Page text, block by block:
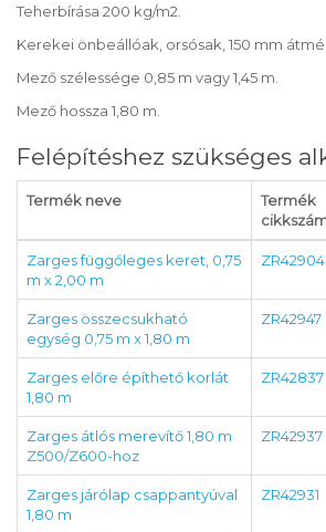
Teherbírása 200 kg/m2.
Kerekei önbeállóak, orsósak, 150 mm
Mező szélessége 0,85 m vagy 1,45 m.
Mező hossza 1,80 m.
Felépítéshez szükséges
Termék neve
Termék
Zarges függőleges keret, 0,75
m x 2,00 m
ZR42904
Zarges összecsukható
egység 0,75 m x 1,80 m
ZR42947
Zarges előre építhető korlát
1,80 m
ZR42837
Zarges átlós merevítő 1,80 m
Z500/Z600-hoz
ZR42937
Zarges járólap csappantyúval
1,80 m
ZR42931